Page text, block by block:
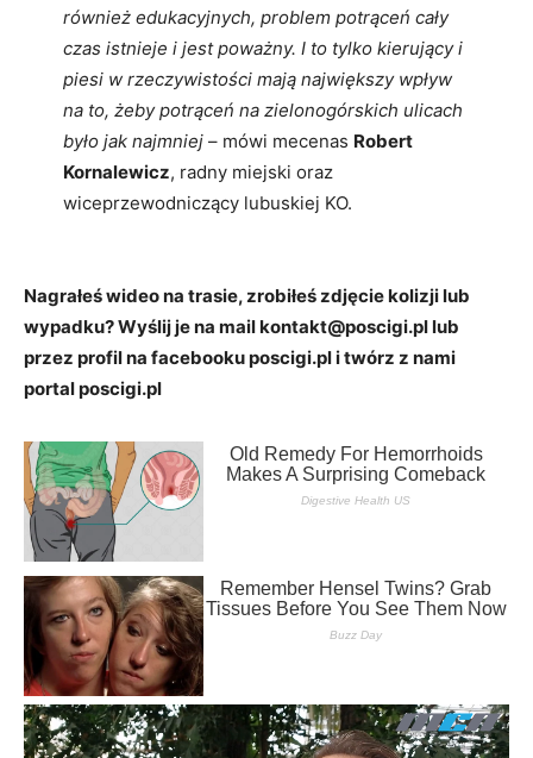
również edukacyjnych, problem potrąceń cały
czas istnieje i jest poważny. I to tylko kierujący i
piesi w rzeczywistości mają największy wpływ
na to, żeby potrąceń na zielonogórskich ulicach
było jak najmniej– mówi mecenas Robert
Kornalewicz, radny miejski oraz
wiceprzewodniczący lubuskiej KO.
Nagrałeś wideo na trasie, zrobiłeś zdjęcie kolizji lub
wypadku? Wyślij je na mail kontakt@poscigi.pl lub
przez profil na facebooku poscigi.pl i twórz z nami
portal poscigi.pl